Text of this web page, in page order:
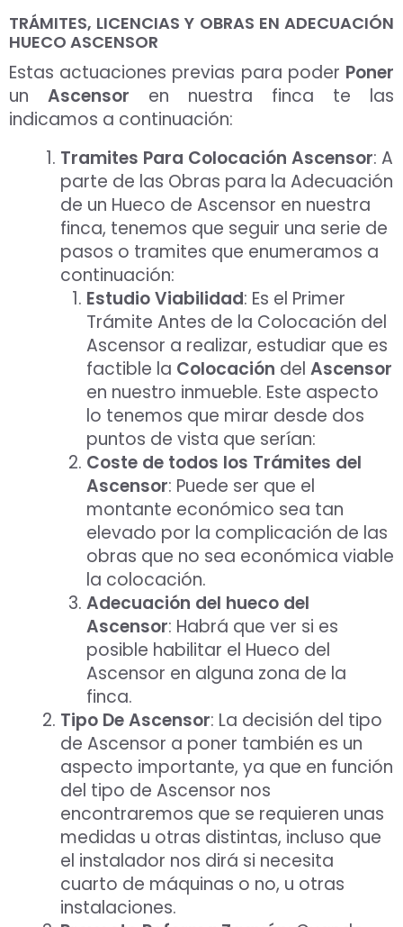
TRÁMITES, LICENCIAS Y OBRAS EN ADECUACIÓN
HUECO ASCENSOR
Estas actuaciones previas para poder Poner
un Ascensor en nuestra finca te las
indicamos a continuación:
Tramites Para Colocación Ascensor: A
parte de las Obras para la Adecuación
de un Hueco de Ascensor en nuestra
finca, tenemos que seguir una serie de
pasos o tramites que enumeramos a
continuación:
Estudio Viabilidad: Es el Primer
Trámite Antes de la Colocación del
Ascensor a realizar, estudiar que es
factible la Colocación del Ascensor
en nuestro inmueble. Este aspecto
lo tenemos que mirar desde dos
puntos de vista que serían:
Coste de todos los Trámites del
Ascensor: Puede ser que el
montante económico sea tan
elevado por la complicación de las
obras que no sea económica viable
la colocación.
Adecuación del hueco del
Ascensor: Habrá que ver si es
posible habilitar el Hueco del
Ascensor en alguna zona de la
finca.
Tipo De Ascensor: La decisión del tipo
de Ascensor a poner también es un
aspecto importante, ya que en función
del tipo de Ascensor nos
encontraremos que se requieren unas
medidas u otras distintas, incluso que
el instalador nos dirá si necesita
cuarto de máquinas o no, u otras
instalaciones.
Aceptar Política Privacidad*
Solicitar Asesoramiento